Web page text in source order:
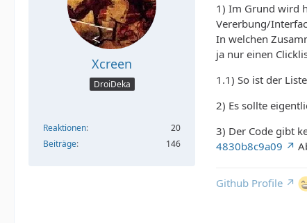
Xcreen
DroiDeka
Reaktionen
20
Beiträge
146
1) Im Grund wird
Vererbung/
In welchen
ja nur einen
1.1) So ist der
2) Es sollte
3) Der Code gibt
4830b8c9a09
Github Profile